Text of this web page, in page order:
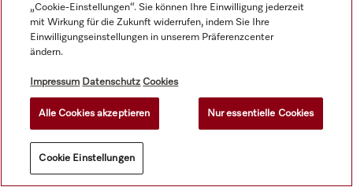
ProCare Tex 20 OB - 20 l
„Cookie-Einstellungen“. Sie können Ihre Einwilligung jederzeit
mit Wirkung für die Zukunft widerrufen, indem Sie Ihre
Einwilligungseinstellungen in unserem Präferenzcenter
ändern.
Impressum Datenschutz Cookies
Alle Cookies akzeptieren Nur essentielle Cookies
Cookie Einstellungen